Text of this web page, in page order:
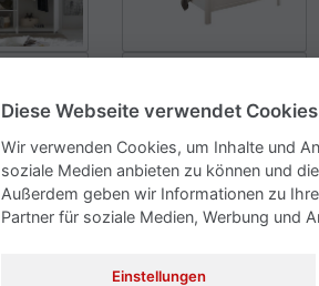
Diese Webseite verwendet Cookies
Wir verwenden Cookies, um Inhalte und
soziale Medien anbieten zu können und
Außerdem geben wir Informationen zu
Partner für soziale Medien, Werbung und
Einstellungen